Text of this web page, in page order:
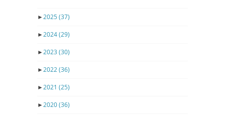
►2025(37)
►2024(29)
►2023 (30)
►2022(36)
►2021 (25)
►2020(36)